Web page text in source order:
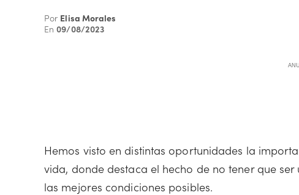
Por Elisa Morales
En09/08/2023
Hemos visto en distintas oportunidades la
vida, donde destaca el hecho de no tener que
las mejores condiciones posibles.